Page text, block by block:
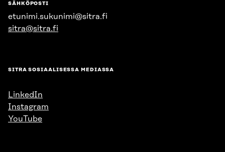
SÄHKÖPOSTI
etunimi.sukunimi@sitra.fi
sitra@sitra.fi
SITRA SOSIAALISESSA MEDIASSA
LinkedIn
Instagram
YouTube